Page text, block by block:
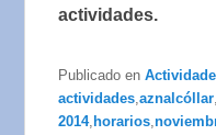
actividades.
Publicado en
actividades ,aznalcóllar
2014, horarios ,